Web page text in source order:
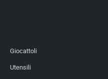
Giocattoli
Utensili